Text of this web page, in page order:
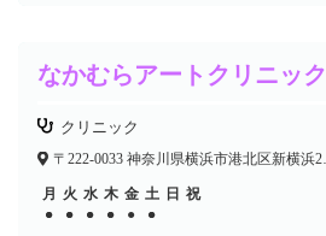
なかむらアートクリニック
クリニック
〒222-0033 神奈川県横浜市港北区新横浜2-5-14 WISE NEXT 新横浜9F
月 火 水 木 金 土 日 祝
●
● ● ● ● ●
● ●
● ● ●